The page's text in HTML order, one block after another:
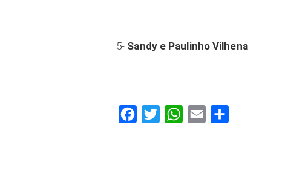
5- Sandy e Paulinho Vilhena
FacebookTwitter WhatsAppEmail